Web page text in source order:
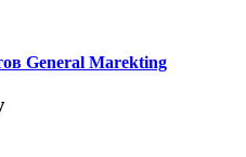
General Marekting